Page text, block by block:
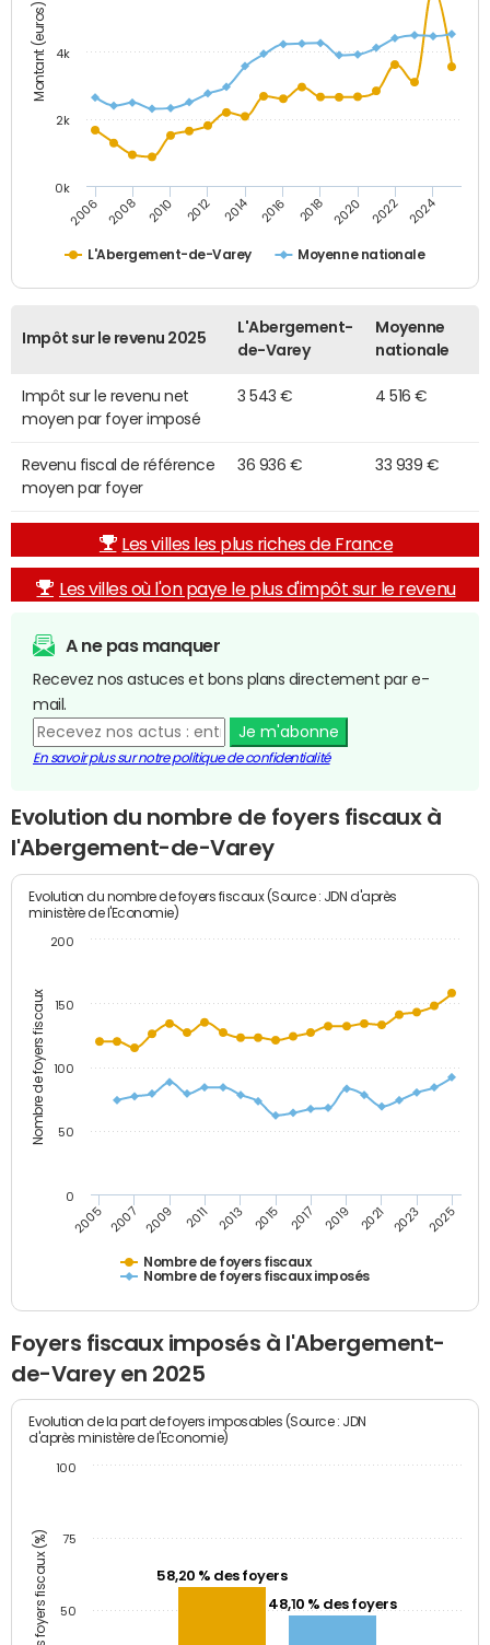
Montant (euros)
L'Abergement-de-Varey Moyenne nationale
2006 2008 2010 2012 2014 2016 2018 2020 2022 2024
0k
2k
4k
Impôt sur le revenu 2025
L'Abergement-
de-Varey
Moyenne
nationale
Impôt sur le revenu net
moyen par foyer imposé
3 543 € 4 516 €
Revenu fiscal de référence
moyen par foyer
36 936 € 33 939 €
Les villes les plus riches de France
Les villes où l'on paye le plus d'impôt sur le revenu
A ne pas manquer
Recevez nos astuces et bons plans directement par e-
mail.
Je m'abonne
En savoir plus sur notre politique de confidentialité
Evolution du nombre de foyers fiscaux à
l'Abergement-de-Varey
Nombre de foyers fiscaux
Evolution du nombre de foyers fiscaux (Source : JDN d'après
ministère de l'Economie)
Nombre de foyers fiscaux
Nombre de foyers fiscaux imposés
2005 2007 2009 2011 2013 2015 2017 2019 2021 2023 2025
0
50
100
150
200
Foyers fiscaux imposés à l'Abergement-
de-Varey en 2025
Part des foyers fiscaux (%)
Evolution de la part de foyers imposables (Source : JDN
d'après ministère de l'Economie)
58,20 % des foyers
48,10 % des foyers
50
75
100